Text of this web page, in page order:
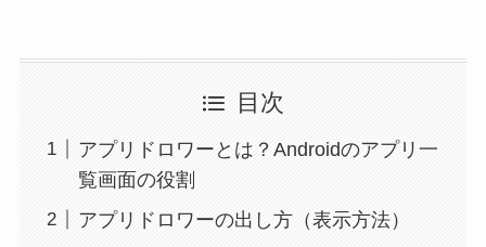
目次
アプリドロワーとは？Androidのアプリ一
覧画面の役割
アプリドロワーの出し方（表示方法）